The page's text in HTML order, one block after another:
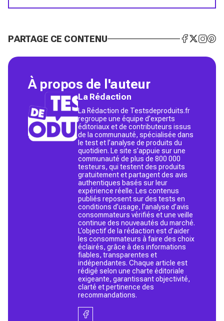
PARTAGE CE CONTENU
À propos de l'auteur
La Rédaction
La Rédaction de Testsdeproduits.fr
regroupe une équipe d’experts
éditoriaux et de contributeurs issus
de la communauté, spécialisée dans
le test et l’analyse de produits du
quotidien. Le site s’appuie sur une
communauté de plus de 800 000
testeurs, qui testent des produits
gratuitement et partagent des avis
authentiques basés sur leur
expérience réelle. Les contenus
publiés reposent sur des tests en
conditions d’usage, l’analyse d’avis
consommateurs vérifiés et une veille
continue des nouveautés du marché.
L’objectif de la rédaction est d’aider
les consommateurs à faire des choix
éclairés, grâce à des informations
fiables, transparentes et
indépendantes. Chaque article est
rédigé selon une charte éditoriale
exigeante, garantissant objectivité,
clarté et pertinence des
recommandations.